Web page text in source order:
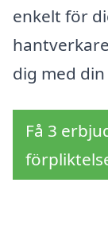
enkelt för
dig med
Få 3